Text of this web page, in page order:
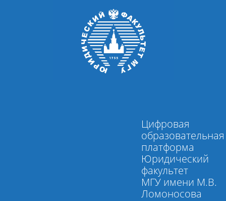
Цифровая
образовательная
платформа
Юридический
факультет
МГУ имени М.В.
Ломоносова